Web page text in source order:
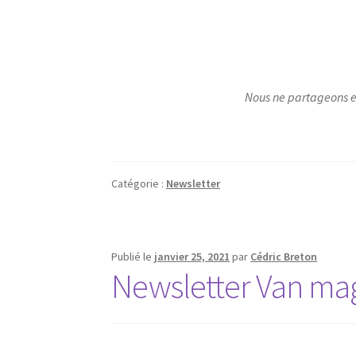
Nous ne partageons
Catégorie : Newsletter
Publié le janvier 25, 2021 par Cédric Breton
Newsletter Van